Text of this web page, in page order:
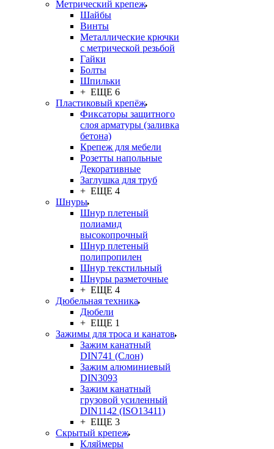
Метрический крепеж
Шайбы
Винты
Металлические крючки
с метрической резьбой
Гайки
Болты
Шпильки
+ ЕЩЕ 6
Пластиковый крепёж
Фиксаторы защитного
слоя арматуры (заливка
бетона)
Крепеж для мебели
Розетты напольные
Декоративные
Заглушка для труб
+ ЕЩЕ 4
Шнуры
Шнур плетеный
полиамид
высокопрочный
Шнур плетеный
полипропилен
Шнур текстильный
Шнуры разметочные
+ ЕЩЕ 4
Дюбельная техника
Дюбели
+ ЕЩЕ 1
Зажимы для троса и канатов
Зажим канатный
DIN741 (Cлон)
Зажим алюминиевый
DIN3093
Зажим канатный
грузовой усиленный
DIN1142 (ISO13411)
+ ЕЩЕ 3
Скрытый крепеж
Кляймеры